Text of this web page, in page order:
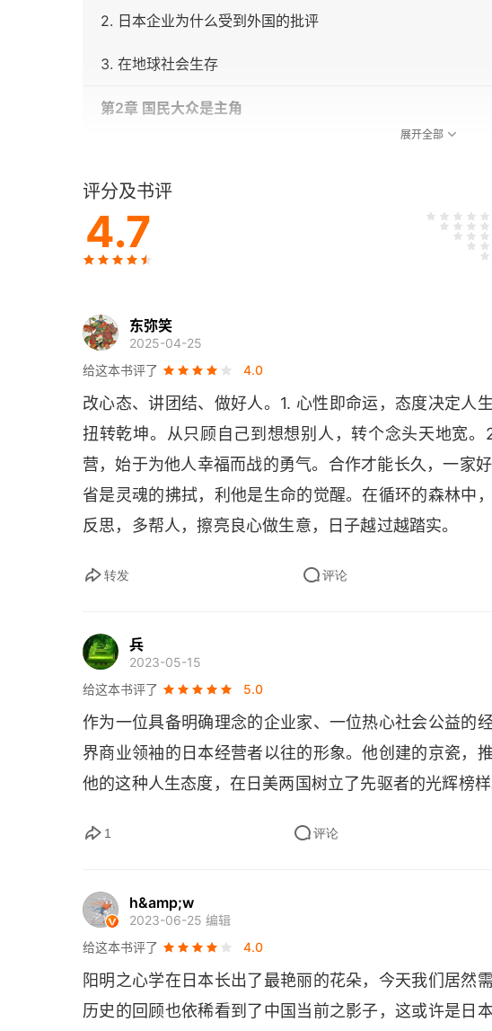
2. 日本企业为什么受到外国的批评
3. 在地球社会生存
第2章 国民大众是主角
2. 政府的职责
3. 创造真正的自由社会
1. 动机至善，私心了无
2. 经营的原点
3. 经营者的基本素养
第4章 关爱之心
1. 命运与立命
3. 利他之心
展开全部
评分及书评
4.7
东弥笑
2025-04-25
给这本书评了
4.0
改心态、讲团结、做好人。1. 心性即命运，态度决定人
扭转乾坤。从只顾自己到想想别人，转个念头天地宽
营，始于为他人幸福而战的勇气。合作才能长久，一家
省是灵魂的拂拭，利他是生命的觉醒。在循环的森林中
反思，多帮人，擦亮良心做生意，日子越过越踏实。
转发 评论
兵
2023-05-15
给这本书评了
5.0
作为一位具备明确理念的企业家、一位热心社会公益的
界商业领袖的日本经营者以往的形象。他创建的京瓷，
他的这种人生态度，在日美两国树立了先驱者的光辉榜样
1 评论
h&amp;w
2023-06-25 编辑
给这本书评了
4.0
阳明之心学在日本长出了最艳丽的花朵，今天我们居然
历史的回顾也依稀看到了中国当前之影子，这或许是日